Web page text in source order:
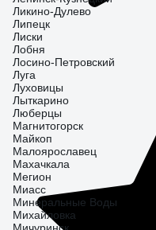
Ликино-Дулево
Липецк
Лиски
Лобня
Лосино-Петровский
Луга
Луховицы
Лыткарино
Люберцы
Магнитогорск
Майкоп
Малоярославец
Махачкала
Мегион
Миасс
Минеральные Воды
Михайловка